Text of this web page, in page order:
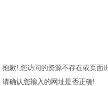
抱歉! 您访问的资源不存在或页面
请确认您输入的网址是否正确!